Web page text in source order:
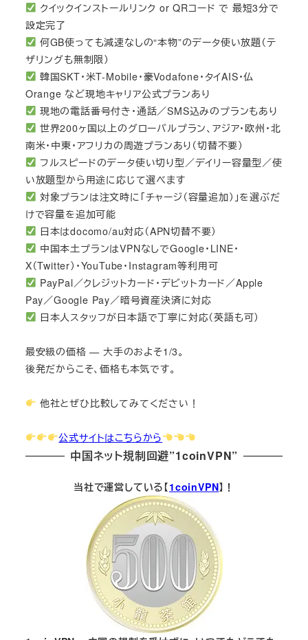
クイックインストールリンク or QRコード で 最短3分で
設定完了
何GB使っても減速なしの“本物”のデータ使い放題（テ
ザリングも無制限）
韓国SKT・米T-Mobile・豪Vodafone・タイAIS・仏
Orange など現地キャリア公式プランあり
現地の電話番号付き・通話／SMS込みのプランもあり
世界200ヶ国以上のグローバルプラン、アジア・欧州・北
南米・中東・アフリカの周遊プランあり（切替不要）
フルスピードのデータ使い切り型／デイリー容量型／使
い放題型から用途に応じて選べます
対象プランは注文時に「チャージ（容量追加）」を選ぶだ
けで容量を追加可能
日本はdocomo/au対応（APN切替不要）
中国本土プランはVPNなしでGoogle・LINE・
X（Twitter）・YouTube・Instagram等利用可
PayPal／クレジットカード・デビットカード／Apple
Pay／Google Pay／暗号資産決済に対応
日本人スタッフが日本語で丁寧に対応（英語も可）
最安級の価格 — 大手のおよそ1/3。
後発だからこそ、価格も本気です。
他社とぜひ比較してみてください！
公式サイトはこちらから
中国ネット規制回避”1coinVPN”
当社で運営している【1coinVPN】！